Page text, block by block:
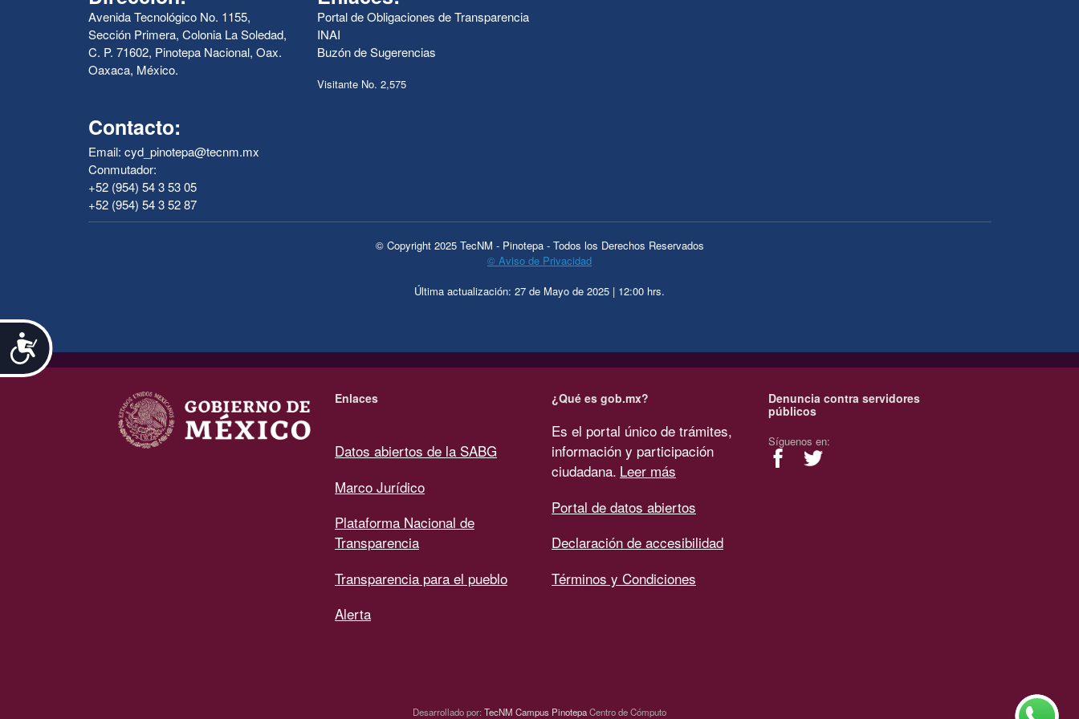
Accesibilidad
Avenida Tecnológico No. 1155,
Sección Primera, Colonia La Soledad,
C. P. 71602, Pinotepa Nacional, Oax.
Oaxaca, México.
Contacto:
Email: cyd_pinotepa@tecnm.mx
Conmutador:
+52 (954) 54 3 53 05
+52 (954) 54 3 52 87
Portal de Obligaciones de Transparencia
INAI
Buzón de Sugerencias
Visitante No. 2,575
© Copyright 2025 TecNM - Pinotepa - Todos los Derechos Reservados
© Aviso de Privacidad
Última actualización: 27 de Mayo de 2025 | 12:00 hrs.
Enlaces
Datos abiertos de la SABG
Marco Jurídico
Plataforma Nacional de
Transparencia
Transparencia para el pueblo
Alerta
¿Qué es gob.mx?
Es el portal único de trámites,
información y participación
ciudadana. Leer más
Portal de datos abiertos
Declaración de accesibilidad
Términos y Condiciones
Denuncia contra servidores
públicos
Síguenos en:
Desarrollado por:TecNM Campus PinotepaCentro de Cómputo